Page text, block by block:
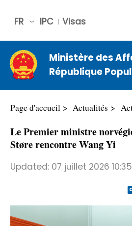
IPC Visas
FR
中文
Engli
sh
Русс
ñol
عربي
Ministère des
République
Page d'accueil Actualités
Le Premier ministre
Støre rencontre Wang Yi
Updated: 07 juillet 2026 10:35